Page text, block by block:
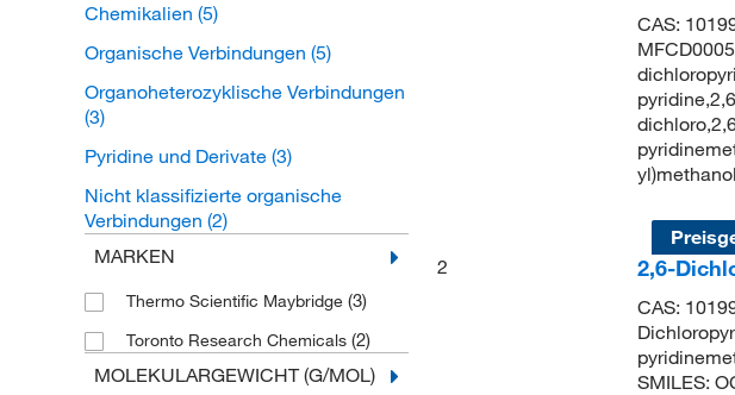
Chemikalien (5)
Organische Verbindungen (5)
Organoheterozyklische Verbindungen
(3)
Pyridine und Derivate (3)
Nicht klassifizierte organische
Verbindungen (2)
MARKEN
Thermo Scientific Maybridge (3)
Toronto Research Chemicals (2)
MOLEKULARGEWICHT (G/MOL)
CAS:
2
2,6-
CAS:
SMILES: